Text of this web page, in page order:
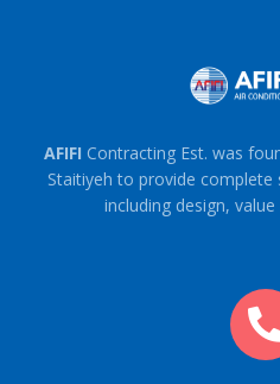
AFIFI Contracting Est. was
Staitiyeh to provide complete
including design,